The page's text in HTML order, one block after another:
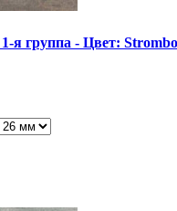
я группа - Цвет: